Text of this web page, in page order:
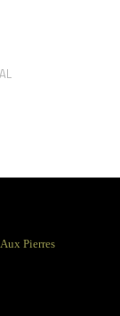
Aux Pierres